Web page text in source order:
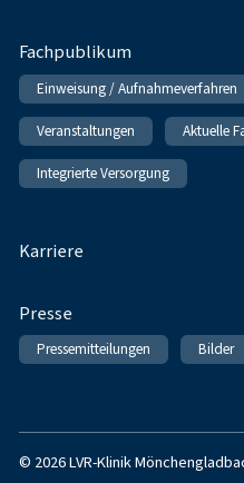
Fachpublikum
Einweisung / Aufnahmeverfahren
Veranstaltungen Aktuelle
Integrierte Versorgung
Karriere
Presse
Pressemitteilungen Bilder
© 2026 LVR-Klinik